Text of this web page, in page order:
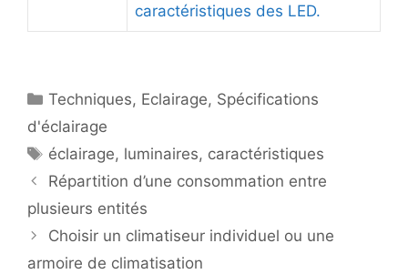
caractéristiques des LED.
Catégories
Techniques, Eclairage, Spécifications
d'éclairage
Étiquettes
éclairage, luminaires, caractéristiques
Répartition d’une consommation entre
plusieurs entités
Choisir un climatiseur individuel ou une
armoire de climatisation